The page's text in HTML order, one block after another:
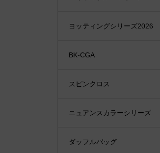
ヨッティングシリーズ2026
BK-CGA
スピンクロス
ニュアンスカラーシリーズ
ダッフルバッグ